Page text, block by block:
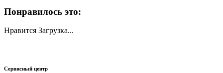
Понравилось это:
Нравится Загрузка...
Сервисный центр